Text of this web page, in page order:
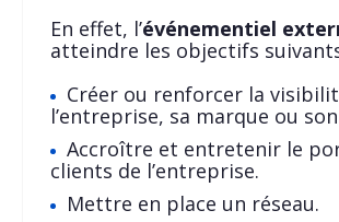
En effet, l’événementiel
atteindre les objectifs
Créer ou renforcer la
l’entreprise, sa marque ou
Accroître et entretenir le
clients de l’entreprise.
Mettre en place un réseau.